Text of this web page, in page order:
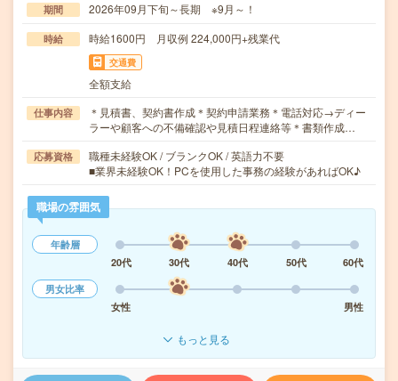
期間 2026年09月下旬～長期 ※9月～！
時給 時給1600円 月収例 224,000円+残業代
交通費
全額支給
仕事内容
＊見積書、契約書作成＊契約申請業務＊電話対応→ディー
ラーや顧客への不備確認や見積日程連絡等＊書類作成…
応募資格
職種未経験OK / ブランクOK / 英語力不要
■業界未経験OK！PCを使用した事務の経験があればOK♪
職場の雰囲気
年齢層
20代
30代 40代 50代
60代
男女比率
女性
男性
もっと見る